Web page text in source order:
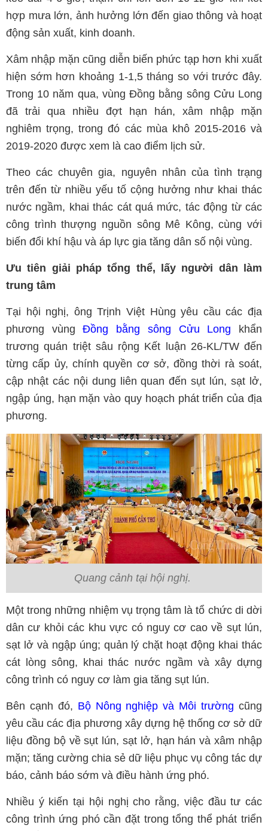
hợp mưa lớn, ảnh hưởng lớn đến giao thông và hoạt
động sản xuất, kinh doanh.
Xâm nhập mặn cũng diễn biến phức tạp hơn khi xuất
hiện sớm hơn khoảng 1-1,5 tháng so với trước đây.
Trong 10 năm qua, vùng Đồng bằng sông Cửu Long
đã trải qua nhiều đợt hạn hán, xâm nhập mặn
nghiêm trọng, trong đó các mùa khô 2015-2016 và
2019-2020 được xem là cao điểm lịch sử.
Theo các chuyên gia, nguyên nhân của tình trạng
trên đến từ nhiều yếu tố cộng hưởng như khai thác
nước ngầm, khai thác cát quá mức, tác động từ các
công trình thượng nguồn sông Mê Kông, cùng với
biến đổi khí hậu và áp lực gia tăng dân số nội vùng.
Ưu tiên giải pháp tổng thể, lấy người dân làm
trung tâm
Tại hội nghị, ông Trịnh Việt Hùng yêu cầu các địa
phương vùngĐồng bằng sông Cửu Long khẩn
trương quán triệt sâu rộng Kết luận 26-KL/TW đến
từng cấp ủy, chính quyền cơ sở, đồng thời rà soát,
cập nhật các nội dung liên quan đến sụt lún, sạt lở,
ngập úng, hạn mặn vào quy hoạch phát triển của địa
phương.
Quang cảnh tại hội nghị.
Một trong những nhiệm vụ trọng tâm là tổ chức di dời
dân cư khỏi các khu vực có nguy cơ cao về sụt lún,
sạt lở và ngập úng; quản lý chặt hoạt động khai thác
cát lòng sông, khai thác nước ngầm và xây dựng
công trình có nguy cơ làm gia tăng sụt lún.
Bên cạnh đó, Bộ Nông nghiệp và Môi trường cũng
yêu cầu các địa phương xây dựng hệ thống cơ sở dữ
liệu đồng bộ về sụt lún, sạt lở, hạn hán và xâm nhập
mặn; tăng cường chia sẻ dữ liệu phục vụ công tác dự
báo, cảnh báo sớm và điều hành ứng phó.
Nhiều ý kiến tại hội nghị cho rằng, việc đầu tư các
công trình ứng phó cần đặt trong tổng thể phát triển